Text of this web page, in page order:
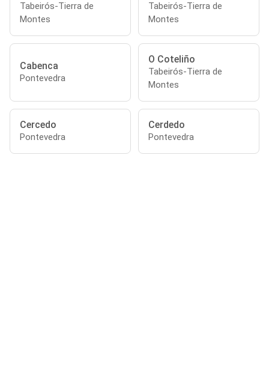
Tabeirós-Tierra de
Montes
Tabeirós-Tierra de
Montes
Cabenca
Pontevedra
O Coteliño
Tabeirós-Tierra de
Montes
Cercedo
Pontevedra
Cerdedo
Pontevedra